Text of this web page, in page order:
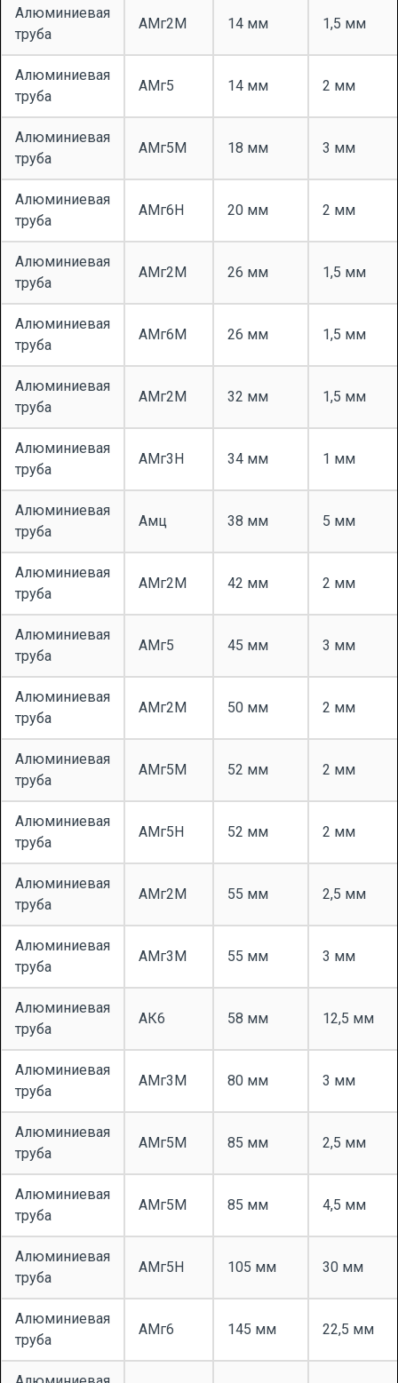
Алюминиевая
труба
АМг2М 14 мм 1,5 мм
Алюминиевая
труба
АМг5 14 мм 2 мм
Алюминиевая
труба
АМг5М 18 мм 3 мм
Алюминиевая
труба
АМг6Н 20 мм 2 мм
Алюминиевая
труба
АМг2М 26 мм 1,5 мм
Алюминиевая
труба
АМг6М 26 мм 1,5 мм
Алюминиевая
труба
АМг2М 32 мм 1,5 мм
Алюминиевая
труба
АМг3Н 34 мм 1 мм
Алюминиевая
труба
Амц 38 мм 5 мм
Алюминиевая
труба
АМг2М 42 мм 2 мм
Алюминиевая
труба
АМг5 45 мм 3 мм
Алюминиевая
труба
АМг2М 50 мм 2 мм
Алюминиевая
труба
АМг5М 52 мм 2 мм
Алюминиевая
труба
АМг5Н 52 мм 2 мм
Алюминиевая
труба
АМг2М 55 мм 2,5 мм
Алюминиевая
труба
АМг3М 55 мм 3 мм
Алюминиевая
труба
АК6 58 мм 12,5 мм
Алюминиевая
труба
АМг3М 80 мм 3 мм
Алюминиевая
труба
АМг5М 85 мм 2,5 мм
Алюминиевая
труба
АМг5М 85 мм 4,5 мм
Алюминиевая
труба
АМг5Н 105 мм 30 мм
Алюминиевая
труба
АМг6 145 мм 22,5 мм